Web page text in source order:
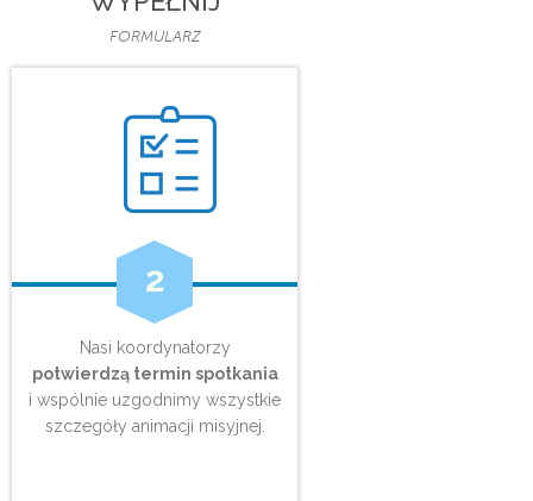
FORMULARZ
2
Nasi koordynatorzy
potwierdzą termin spotkania
i wspólnie uzgodnimy wszystkie
szczegóły animacji misyjnej.